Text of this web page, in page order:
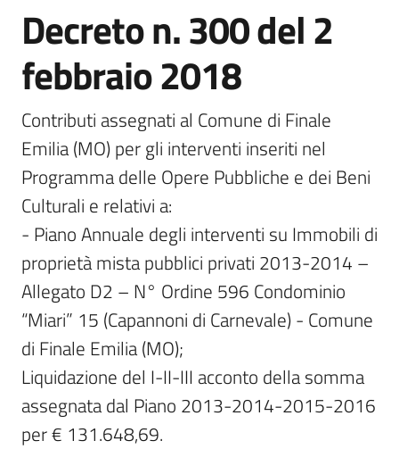
Decreto n. 300 del 2
febbraio 2018
Contributi assegnati al Comune di Finale
Emilia (MO) per gli interventi inseriti nel
Programma delle Opere Pubbliche e dei Beni
Culturali e relativi a:
- Piano Annuale degli interventi su Immobili di
proprietà mista pubblici privati 2013-2014 –
Allegato D2 – N° Ordine 596 Condominio
“Miari” 15 (Capannoni di Carnevale) - Comune
di Finale Emilia (MO);
Liquidazione del I-II-III acconto della somma
assegnata dal Piano 2013-2014-2015-2016
per € 131.648,69.